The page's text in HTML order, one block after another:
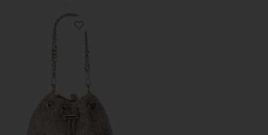
Favorite MIRANDA 탑 핸들 백